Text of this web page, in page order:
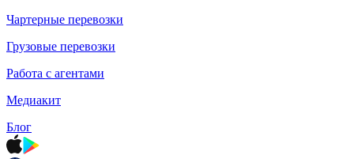
Чартерные перевозки
Грузовые перевозки
Работа с агентами
Медиакит
Блог